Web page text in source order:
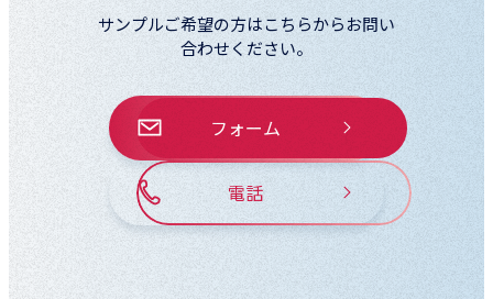
サンプルご希望の方はこちらからお問い
合わせください。
フォーム
電話